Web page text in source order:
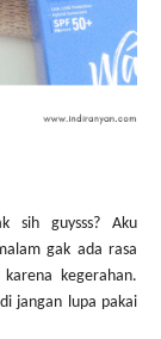
sih guysss? Aku
gak ada rasa
kegerahan.
jangan lupa pakai